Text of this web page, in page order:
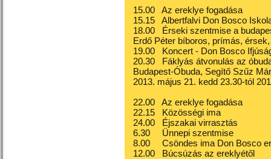
15.00 Az ereklye fogadása
15.15 Albertfalvi Don Bosco
18.00 Érseki szentmise a
Erdő Péter bíboros, prímás,
19.00 Koncert - Don Bosco
20.30 Fáklyás átvonulás az
Budapest-Óbuda, Segítő Szűz
2013. május 21. kedd 23.30-tól
22.00 Az ereklye fogadása
22.15 Közösségi ima
24.00 Éjszakai virrasztás
6.30 Ünnepi szentmise
8.00 Csöndes ima Don Bosco
12.00 Búcsúzás az ereklyétől